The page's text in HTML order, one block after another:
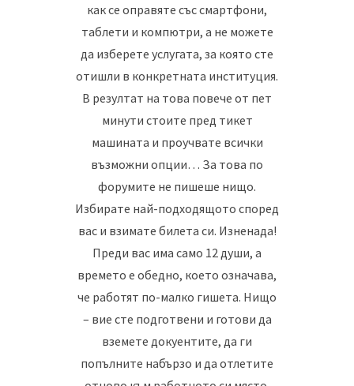
как се оправяте със смартфони,
таблети и компютри, а не можете
да изберете услугата, за която сте
отишли в конкретната институция.
В резултат на това повече от пет
минути стоите пред тикет
машината и проучвате всички
възможни опции… За това по
форумите не пишеше нищо.
Избирате най-подходящото според
вас и взимате билета си. Изненада!
Преди вас има само 12 души, а
времето е обедно, което означава,
че работят по-малко гишета. Нищо
– вие сте подготвени и готови да
вземете докуентите, да ги
попълните набързо и да отлетите